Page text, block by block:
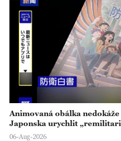
Animovaná obálka
Japonska urychlit
06-Aug-2026